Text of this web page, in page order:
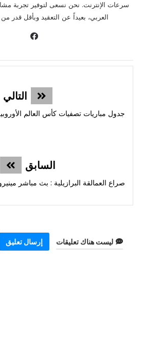
سرعات الإنترنت. نحن نسعى لتوفير تجربة
العربي، بعيداً عن التعقيد وبأقل قدر
التالي
السابق
ليست هناك تعليقات إرسال تعليق